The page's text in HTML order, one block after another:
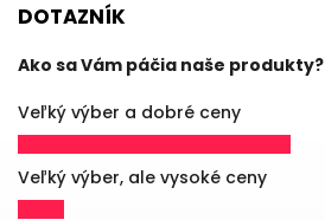
DOTAZNÍK
Ako sa Vám páčia naše produkty?
Veľký výber a dobré ceny
Veľký výber, ale vysoké ceny